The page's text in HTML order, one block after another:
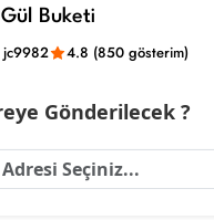
Gül Buketi
jc9982 4.8 (850 gösterim)
Gönderilecek ?